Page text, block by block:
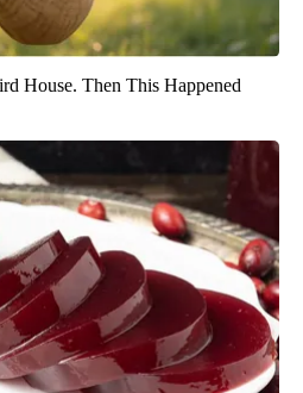
House. Then This Happened